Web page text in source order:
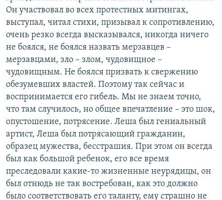
Он участвовал во всех протестных митингах,
выступал, читал стихи, призывал к сопротивлению,
очень резко всегда высказывался, никогда ничего
не боялся, не боялся назвать мерзавцев –
мерзавцами, зло – злом, чудовищное –
чудовищным. Не боялся призвать к свержению
обезумевших властей. Поэтому так сейчас и
воспринимается его гибель. Мы не знаем точно,
что там случилось, но общее впечатление – это шок,
опустошение, потрясение. Леша был гениальный
артист, Леша был потрясающий гражданин,
образец мужества, бесстрашия. При этом он всегда
был как большой ребенок, его все время
преследовали какие-то жизненные неурядицы, он
был отнюдь не так востребован, как это должно
было соответствовать его таланту, ему страшно не